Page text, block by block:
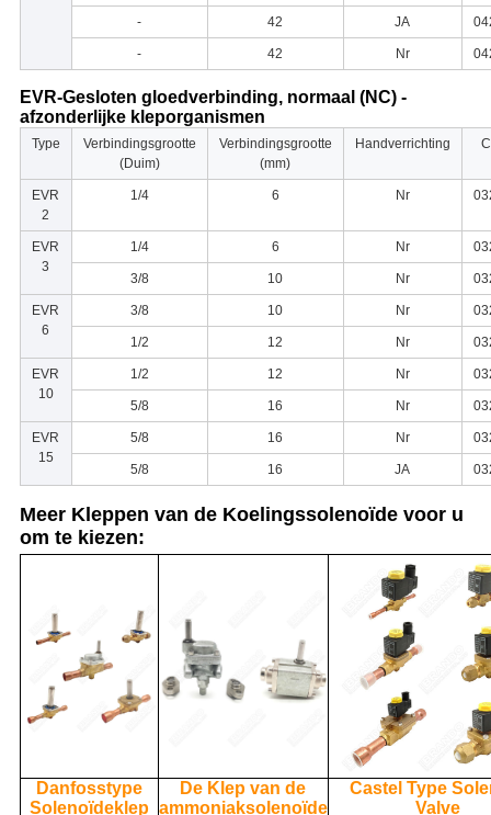
- 42 JA
- 42 Nr
EVR-Gesloten gloedverbinding, normaal (NC) -
afzonderlijke kleporganismen
Type
Verbindingsgrootte
(Duim)
Verbindingsgrootte
(mm)
Handverrichting
EVR
2
1/4 6 Nr
EVR
3
1/4 6 Nr
3/8 10 Nr
EVR
6
3/8 10 Nr
1/2 12 Nr
EVR
10
1/2 12 Nr
5/8 16 Nr
EVR
15
5/8 16 Nr
5/8 16 JA
Meer Kleppen van de Koelingssolenoïde voor u
om te kiezen:
Danfosstype
Solenoïdeklep
De Klep van de
ammoniaksolenoïde
Castel Type
Valve